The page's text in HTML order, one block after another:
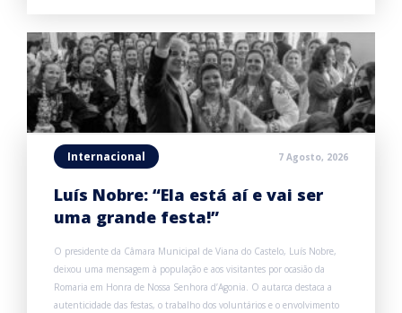
Internacional 7 Agosto, 2026
Luís Nobre: “Ela está aí e vai ser
uma grande festa!”
O presidente da Câmara Municipal de Viana do Castelo, Luís Nobre,
deixou uma mensagem à população e aos visitantes por ocasião da
Romaria em Honra de Nossa Senhora d’Agonia. O autarca destaca a
autenticidade das festas, o trabalho dos voluntários e o envolvimento